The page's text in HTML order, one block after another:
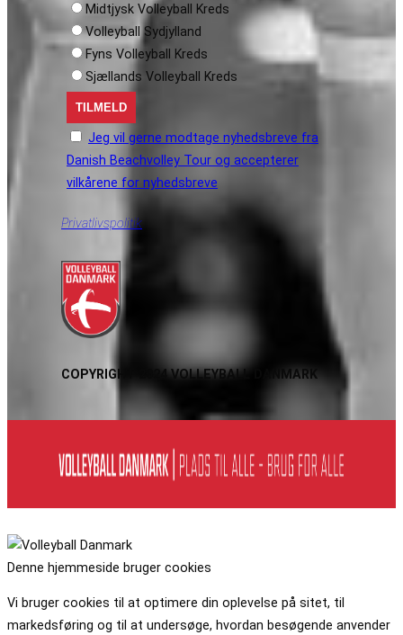
Midtjysk Volleyball Kreds
Volleyball Sydjylland
Fyns Volleyball Kreds
Sjællands Volleyball Kreds
Jeg vil gerne modtage nyhedsbreve fra
Danish Beachvolley Tour og accepterer
vilkårene for nyhedsbreve
Privatlivspolitik
COPYRIGHT 2024 VOLLEYBALL DANMARK
Denne hjemmeside bruger cookies
Vi bruger cookies til at optimere din oplevelse på sitet, til
markedsføring og til at undersøge, hvordan besøgende anvender